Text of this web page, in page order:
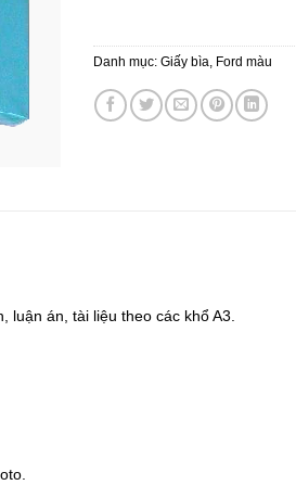
Danh mục: Giấy bìa, Ford màu
luận án, tài liệu theo các khổ A3.